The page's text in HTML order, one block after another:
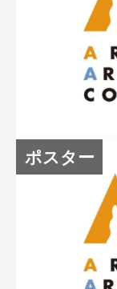
美術旅行レ
ポスター